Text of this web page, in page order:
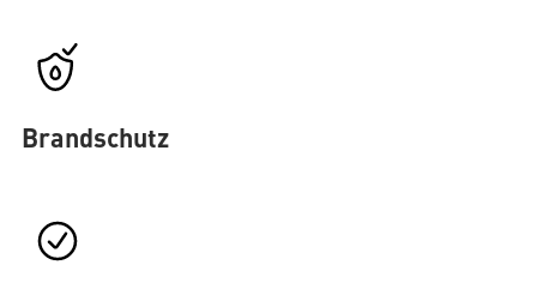
Brandschutz